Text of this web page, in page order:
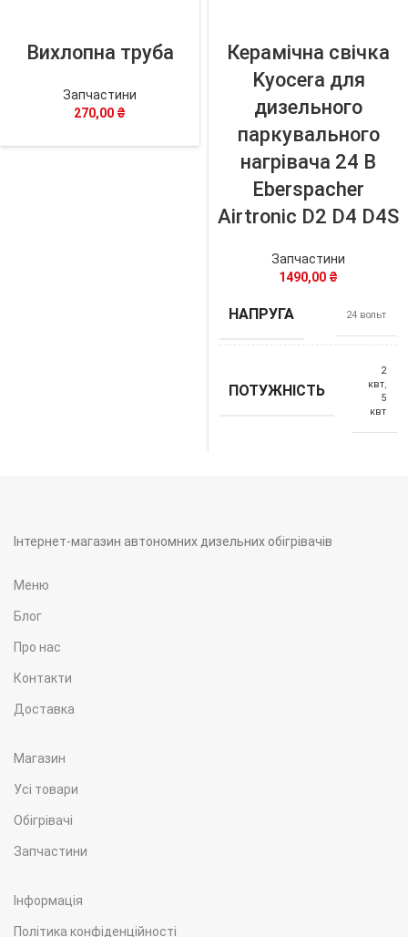
Вихлопна труба
Запчастини
270,00 ₴
Керамічна свічка
Kyocera для
дизельного
паркувального
нагрівача 24 В
Eberspacher
Airtronic D2 D4 D4S
Запчастини
1490,00 ₴
НАПРУГА 24 вольт
ПОТУЖНІСТЬ
2
квт,
5
квт
Інтернет-магазин автономних дизельних обігрівачів
Меню
Блог
Про нас
Контакти
Доставка
Магазин
Усі товари
Обігрівачі
Запчастини
Інформація
Політика конфіденційності